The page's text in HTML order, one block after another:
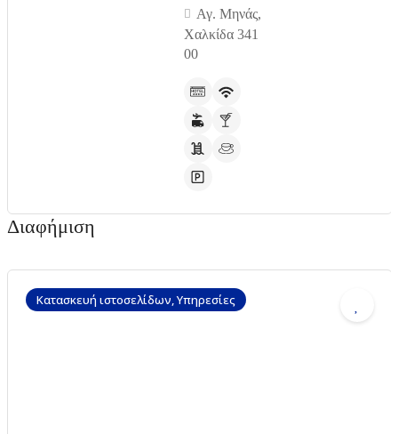
Αγ. Μηνάς,
Χαλκίδα 341
00
Διαφήμιση
Κατασκευή ιστοσελίδων, Υπηρεσίες